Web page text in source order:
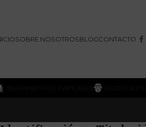
SOBRE NOSOTROSBLOGCONTACTO